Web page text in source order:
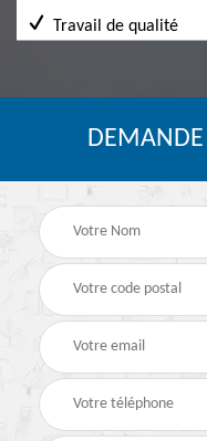
Travail de qualité
DEMANDE